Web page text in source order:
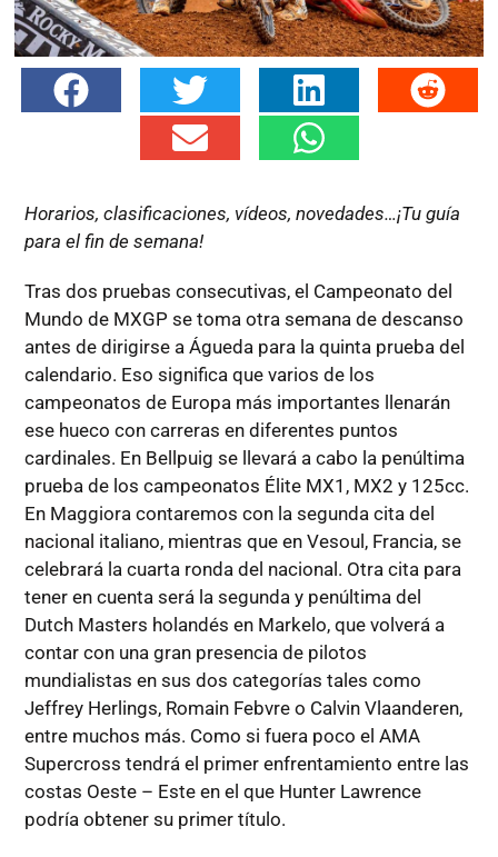
Horarios, clasificaciones, vídeos, novedades…¡Tu guía
para el fin de semana!
Tras dos pruebas consecutivas, el Campeonato del
Mundo de MXGP se toma otra semana de descanso
antes de dirigirse a Águeda para la quinta prueba del
calendario. Eso significa que varios de los
campeonatos de Europa más importantes llenarán
ese hueco con carreras en diferentes puntos
cardinales. En Bellpuig se llevará a cabo la penúltima
prueba de los campeonatos Élite MX1, MX2 y 125cc.
En Maggiora contaremos con la segunda cita del
nacional italiano, mientras que en Vesoul, Francia, se
celebrará la cuarta ronda del nacional. Otra cita para
tener en cuenta será la segunda y penúltima del
Dutch Masters holandés en Markelo, que volverá a
contar con una gran presencia de pilotos
mundialistas en sus dos categorías tales como
Jeffrey Herlings, Romain Febvre o Calvin Vlaanderen,
entre muchos más. Como si fuera poco el AMA
Supercross tendrá el primer enfrentamiento entre las
costas Oeste – Este en el que Hunter Lawrence
podría obtener su primer título.